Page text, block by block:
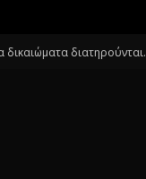
διατηρούνται.